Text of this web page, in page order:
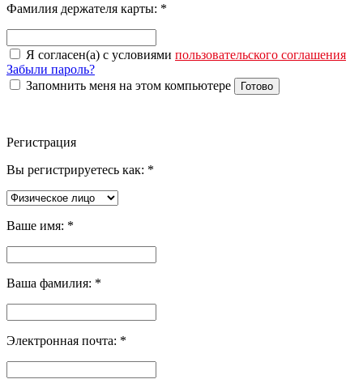
Фамилия держателя карты: *
Я согласен(а) с условиями пользовательского соглашения
Забыли пароль?
Запомнить меня на этом компьютере
Готово
Регистрация
Вы регистрируетесь как: *
Ваше имя: *
Ваша фамилия: *
Электронная почта: *